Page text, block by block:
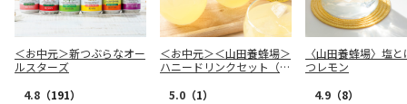
＜お中元＞新つぶらなオー
ルスターズ
4.8 （191）
＜お中元＞＜山田養蜂場＞
ハニードリンクセット（Ｈ
5.0 （1）
〈山田養蜂場〉塩
つレモン
4.9 （8）